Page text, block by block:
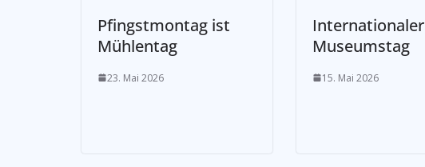
Pfingstmontag ist
Mühlentag
23. Mai 2026
Internationaler
Museumstag
15. Mai 2026